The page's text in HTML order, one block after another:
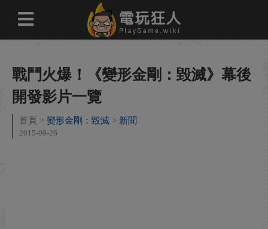
戰鬥火爆！《變形金剛：毀滅》幕後
開發影片一覽
首頁 變形金剛：毀滅 新聞
2015-09-26